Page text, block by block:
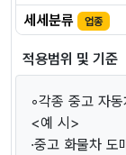
세세분류
업종
적용범위 및 기준
◦각종 중고 자
<예 시>
·중고 화물차 도